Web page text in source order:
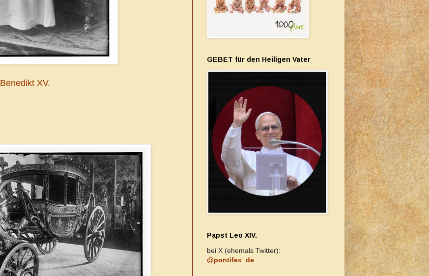
Benedikt XV.
GEBET für den Heiligen Vater
Papst Leo XIV.
bei X (ehemals Twitter):
@pontifex_de